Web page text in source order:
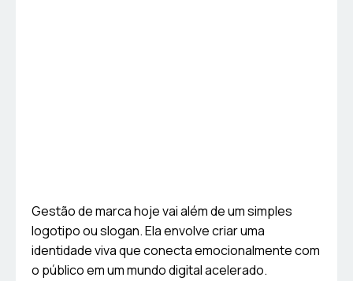
Gestão de marca hoje vai além de um simples
logotipo ou slogan. Ela envolve criar uma
identidade viva que conecta emocionalmente com
o público em um mundo digital acelerado.